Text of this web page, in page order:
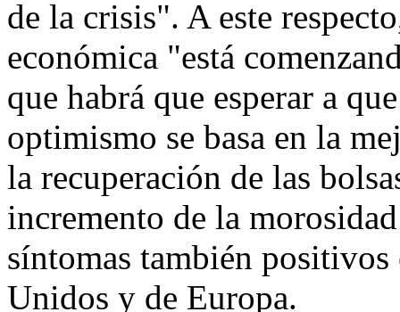
de la crisis". A este
económica "está
que habrá que esperar a
optimismo se basa en la
la recuperación de las
incremento de la
síntomas también positivos
Unidos y de Europa.